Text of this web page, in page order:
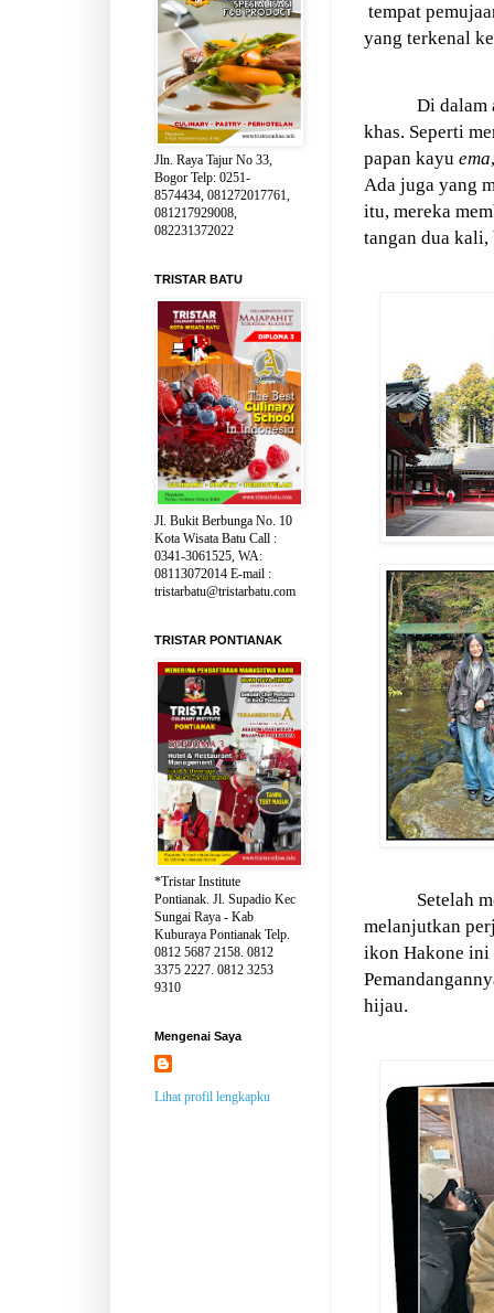
tempat
yang terkenal
Di dalam
khas. Seperti
papan kayu ema
Ada juga yang
itu, mereka
tangan dua
Setelah
melanjutkan
ikon Hakone ini
hijau.
Jln. Raya Tajur No 33,
Bogor Telp: 0251-
8574434, 081272017761,
081217929008,
082231372022
TRISTAR BATU
Jl. Bukit Berbunga No. 10
Kota Wisata Batu Call :
0341-3061525, WA:
08113072014 E-mail :
tristarbatu@tristarbatu.com
TRISTAR PONTIANAK
*Tristar Institute
Pontianak. Jl. Supadio Kec
Sungai Raya - Kab
Kuburaya Pontianak Telp.
0812 5687 2158. 0812
3375 2227. 0812 3253
9310
Mengenai Saya
Lihat profil lengkapku